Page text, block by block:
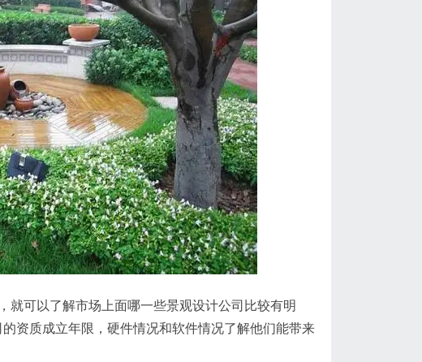
就可以了解市场上面哪一些景观设计公司比较有明
资质成立年限，硬件情况和软件情况了解他们能带来